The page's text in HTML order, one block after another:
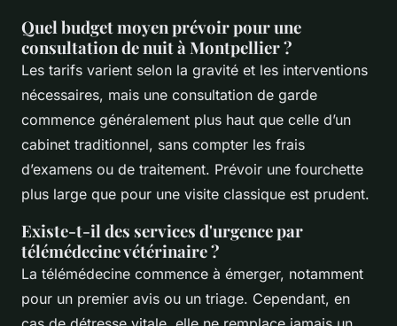
Quel budget moyen prévoir pour une
consultation de nuit à Montpellier ?
Les tarifs varient selon la gravité et les interventions
nécessaires, mais une consultation de garde
commence généralement plus haut que celle d’un
cabinet traditionnel, sans compter les frais
d’examens ou de traitement. Prévoir une fourchette
plus large que pour une visite classique est prudent.
Existe-t-il des services d'urgence par
télémédecine vétérinaire ?
La télémédecine commence à émerger, notamment
pour un premier avis ou un triage. Cependant, en